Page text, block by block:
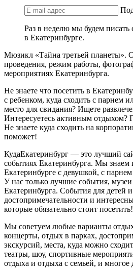
Раз в неделю мы будем
в Екатеринбурге.
Мюзикл «Тайна третьей планеты».
проведения, режим работы,
мероприятиях Екатеринбурга.
Не знаете что посетить в
с ребенком, куда сходить с парнем
место для свидания? Ищете
Интересуетесь активным отдыхом?
Не знаете куда сходить на
поможет!
КудаЕкатеринбург — это лучший
событиях Екатеринбурга. Мы знаем
Екатеринбурге с девушкой, с
У нас только лучшие события,
Екатеринбурга. События для детей
достопримечательности и
которые обязательно стоит посетить!
Мы советуем любые варианты
концерты, отдых в парках,
экскурсий, места, куда можно
театры, шоу, спортивные
отдыха и отдыха с семьей, и многое